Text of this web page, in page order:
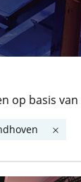
op basis